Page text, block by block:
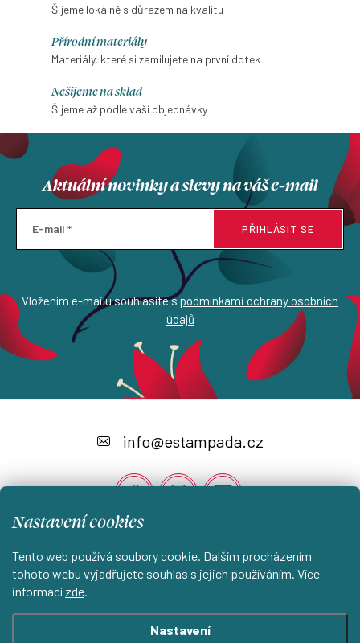
Nastavení cookies
Tento web používá soubory cookie. Dalším procházením
tohoto webu vyjadřujete souhlas s jejich používáním. Více
informací zde.
Nastavení
Šijeme lokálně s důrazem na kvalitu
Přírodní materiály
Materiály, které si zamilujete na první dotek
Nešijeme na sklad
Šijeme až podle vaší objednávky
Aktuální novinky a slevy na váš e-mail
E-mail
Vložením e-mailu souhlasíte spodmínkami ochrany osobních
údajů
PŘIHLÁSIT SE
a
Instagram
info@estampada.cz
Shoptet.cz KantorStudio.cz